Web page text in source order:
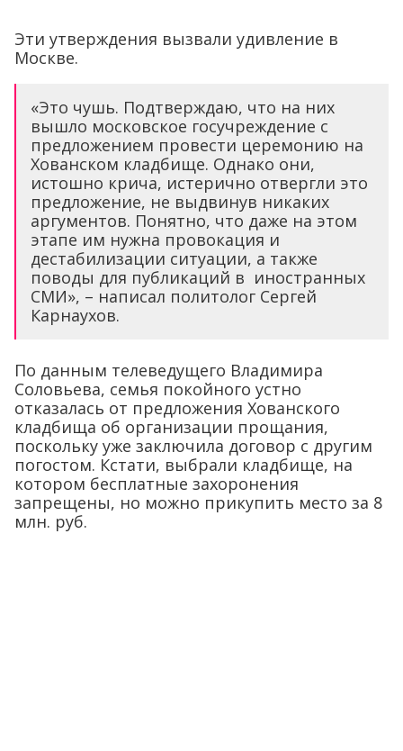
Эти утверждения вызвали удивление в
Москве.
«Это чушь. Подтверждаю, что на них
вышло московское госучреждение с
предложением провести церемонию на
Хованском кладбище. Однако они,
истошно крича, истерично отвергли это
предложение, не выдвинув никаких
аргументов. Понятно, что даже на этом
этапе им нужна провокация и
дестабилизации ситуации, а также
поводы для публикаций в иностранных
СМИ», – написал политолог Сергей
Карнаухов.
По данным телеведущего Владимира
Соловьева, семья покойного устно
отказалась от предложения Хованского
кладбища об организации прощания,
поскольку уже заключила договор с другим
погостом. Кстати, выбрали кладбище, на
котором бесплатные захоронения
запрещены, но можно прикупить место за 8
млн. руб.